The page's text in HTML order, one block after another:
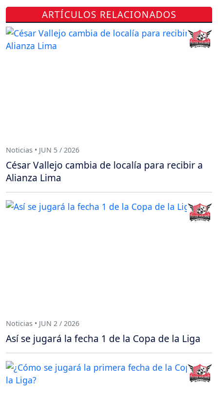
ARTÍCULOS RELACIONADOS
Noticias • JUN 5 / 2026
César Vallejo cambia de localía para recibir a
Alianza Lima
Noticias • JUN 2 / 2026
Así se jugará la fecha 1 de la Copa de la Liga